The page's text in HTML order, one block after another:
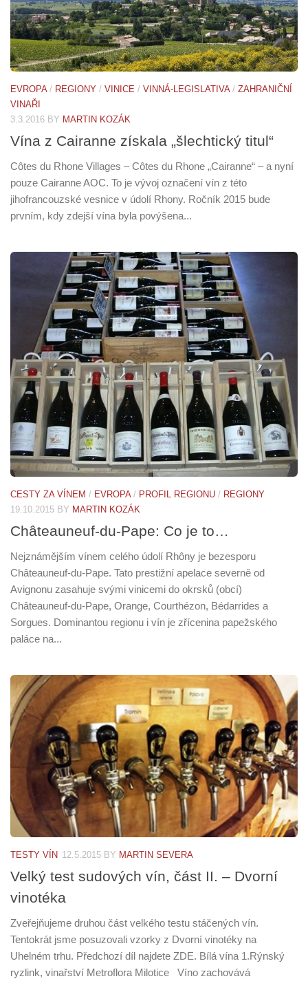
EVROPA / REGIONY / VINICE / VINNÁ-LEGISLATIVA / ZAHRANIČNÍ
VINAŘI
3.3.2016 BY MARTIN KOZÁK
Vína z Cairanne získala „šlechtický titul“
Côtes du Rhone Villages – Côtes du Rhone „Cairanne“ – a nyní
pouze Cairanne AOC. To je vývoj označení vín z této
jihofrancouzské vesnice v údolí Rhony. Ročník 2015 bude
prvním, kdy zdejší vína byla povýšena...
CESTY ZA VÍNEM / EVROPA/ PROFIL REGIONU / REGIONY
19.10.2015 BY MARTIN KOZÁK
Châteauneuf-du-Pape: Co je to…
Nejznámějším vínem celého údolí Rhôny je bezesporu
Châteauneuf-du-Pape. Tato prestižní apelace severně od
Avignonu zasahuje svými vinicemi do okrsků (obcí)
Châteauneuf-du-Pape, Orange, Courthézon, Bédarrides a
Sorgues. Dominantou regionu i vín je zřícenina papežského
paláce na...
TESTY VÍN 12.5.2015 BY MARTIN SEVERA
Velký test sudových vín, část II. – Dvorní
vinotéka
Zveřejňujeme druhou část velkého testu stáčených vín.
Tentokrát jsme posuzovali vzorky z Dvorní vinotéky na
Uhelném trhu. Předchozí díl najdete ZDE. Bílá vína 1.Rýnský
ryzlink, vinařství Metroflora Milotice Víno zachovává